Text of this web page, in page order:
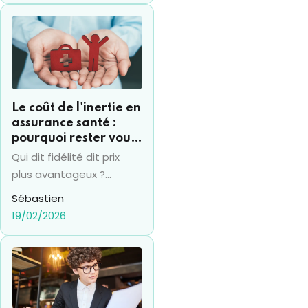
Le coût de l'inertie en
assurance santé :
pourquoi rester vous
coûte souvent 15% de
plus par an
Qui dit fidélité dit prix
plus avantageux ?
Vraiment ? Pas en
termes d'assurance
santé en tout cas... et la
bien souvent en un
"piège" financier.
Beaucoup d’assurés
Sébastien
19/02/2026